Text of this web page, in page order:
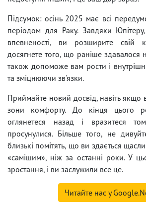
Підсумок: осінь 2025 має всі
періодом для Раку. Завдяки
впевненості, ви розширите свій
досягнете того, що раніше здавалося
також допоможе вам рости і
та зміцнюючи зв'язки.
Приймайте новий досвід, навіть якщо
зони комфорту. До кінця цього
оглянетеся назад і вразитеся
просунулися. Більше того, не
близькі помітять, що ви здається
«самішим», ніж за останні роки. У
зростання, і ви заслужили все це.
Читайте нас у